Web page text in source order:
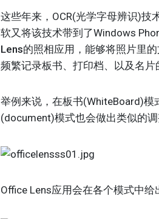
这些年来，OCR(光学字母辨识)技
软又将该技术带到了Windows
Lens的照相应用，能够将照片里
频繁记录板书、打印档、以及名片
举例来说，在板书(WhiteBoard)模
(document)模式也会做出类似的
Office Lens应用会在各个模式中给